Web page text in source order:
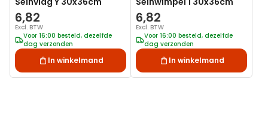
6,82
Excl. BTW
Voor 16:00 besteld, dezelfde
dag verzonden
In winkelmand
6,82
Excl. BTW
Voor 16:00 besteld, dezelfde
dag verzonden
In winkelmand